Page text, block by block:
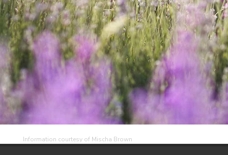
Information courtesy of Mischa Brown